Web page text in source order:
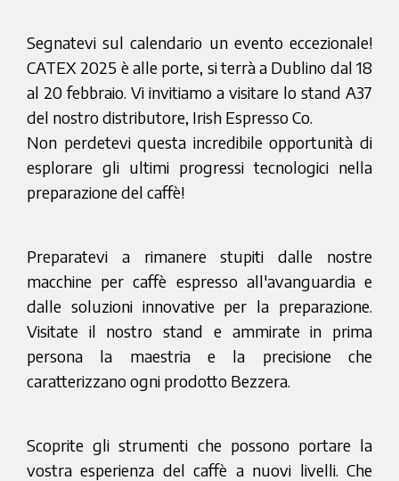
Segnatevi sul calendario un evento eccezionale!
CATEX 2025 è alle porte, si terrà a Dublino dal 18
al 20 febbraio. Vi invitiamo a visitare lo stand A37
del nostro distributore, Irish Espresso Co.
Non perdetevi questa incredibile opportunità di
esplorare gli ultimi progressi tecnologici nella
preparazione del caffè!
Preparatevi a rimanere stupiti dalle nostre
macchine per caffè espresso all'avanguardia e
dalle soluzioni innovative per la preparazione.
Visitate il nostro stand e ammirate in prima
persona la maestria e la precisione che
caratterizzano ogni prodotto Bezzera.
Scoprite gli strumenti che possono portare la
vostra esperienza del caffè a nuovi livelli. Che